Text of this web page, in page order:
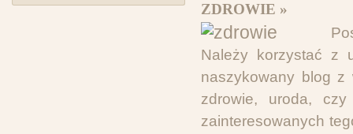
ZDROWIE »
Należy korzystać z
naszykowany blog z
zdrowie, uroda,
zainteresowanych